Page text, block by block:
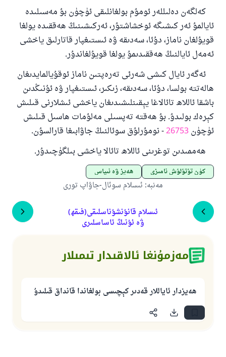
كەلگەن دەلىللەر ئومۇم بولغانلىقى ئۈچۈن بۇ مەسىلىدە
ئايالمۇ ئەر كىشىگە ئوخشاشتۇر، ئەركىشىنىڭ ھەققىدە يولغا
قويۇلغان ناماز، دۇئا، سەدىقە ۋە ئىستىغپار قاتارلىق ياخشى
ئەمەل ئايالنىڭ ھەققىدىمۇ يولغا قويۇلغاندۇر.
ئەگەر ئايال كىشى شەرئى تەرەپتىن ناماز ئوقۇيالمايدىغان
ھالەتتە بولسا، دۇئا، سەدىقە، زىكىر، ئىستىغپار ۋە ئۇنىڭدىن
باشقا ئاللاھ تائالاغا يېقىنلىشىدىغان ياخشى ئىشلارنى قىلىش
كېرەك بولىدۇ. بۇ ھەقتە تەپسىلى مەلۇمات ھاسىل قىلىش
ئۈچۈن26753- نومۇرلۇق سوئالنىڭ جاۋابىغا قارالسۇن.
ھەممىدىن توغرىنى ئاللاھ تائالا ياخشى بىلگۈچىدۇر.
كۈن تۇتۇلۇش نامىزى ھەيز ۋە نىپاس
مەنبە: ئىسلام سوئال-جاۋاپ تورى
ئىسلام قانۇنشۇناسلىقى(فىقھ)
ۋە ئۇنىڭ ئاساسلىرى
مەزمۇنغا ئالاقىدار تىمىلار
ھەيزدار ئاياللار قەدىر كېچىسى بولغاندا قانداق قىلىدۇ